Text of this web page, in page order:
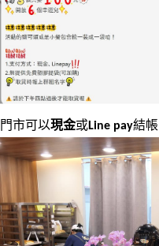
門市可以現金或Line pay結帳